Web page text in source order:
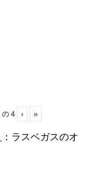
の4 › »
：ラスベガスのオ